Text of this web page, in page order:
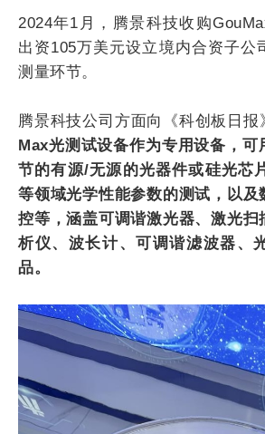
2024年1月，腾景科技收购
出资105万美元设立境内合资子公
测量环节。
腾景科技公司方面向《科创板日报
Max光测试设备作为专用设备，可
节的有源/无源的光器件或硅光芯
等领域光学性能参数的测试，以及
控等，涵盖可调谐激光器、激光扫
析仪、波长计、可调谐滤波器、
品。